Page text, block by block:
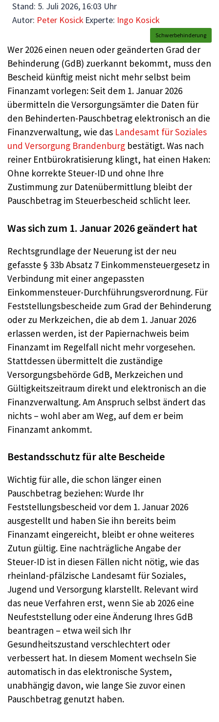
Stand: 5. Juli 2026, 16:03 Uhr
Autor: Peter Kosick Experte: Ingo Kosick
Schwerbehinderung
Wer 2026 einen neuen oder geänderten Grad der
Behinderung (GdB) zuerkannt bekommt, muss den
Bescheid künftig meist nicht mehr selbst beim
Finanzamt vorlegen: Seit dem 1. Januar 2026
übermitteln die Versorgungsämter die Daten für
den Behinderten-Pauschbetrag elektronisch an die
Finanzverwaltung, wie das Landesamt für Soziales
und Versorgung Brandenburg bestätigt. Was nach
reiner Entbürokratisierung klingt, hat einen Haken:
Ohne korrekte Steuer-ID und ohne Ihre
Zustimmung zur Datenübermittlung bleibt der
Pauschbetrag im Steuerbescheid schlicht leer.
Was sich zum 1. Januar 2026 geändert hat
Rechtsgrundlage der Neuerung ist der neu
gefasste § 33b Absatz 7 Einkommensteuergesetz in
Verbindung mit einer angepassten
Einkommensteuer-Durchführungsverordnung. Für
Feststellungsbescheide zum Grad der Behinderung
oder zu Merkzeichen, die ab dem 1. Januar 2026
erlassen werden, ist der Papiernachweis beim
Finanzamt im Regelfall nicht mehr vorgesehen.
Stattdessen übermittelt die zuständige
Versorgungsbehörde GdB, Merkzeichen und
Gültigkeitszeitraum direkt und elektronisch an die
Finanzverwaltung. Am Anspruch selbst ändert das
nichts – wohl aber am Weg, auf dem er beim
Finanzamt ankommt.
Bestandsschutz für alte Bescheide
Wichtig für alle, die schon länger einen
Pauschbetrag beziehen: Wurde Ihr
Feststellungsbescheid vor dem 1. Januar 2026
ausgestellt und haben Sie ihn bereits beim
Finanzamt eingereicht, bleibt er ohne weiteres
Zutun gültig. Eine nachträgliche Angabe der
Steuer-ID ist in diesen Fällen nicht nötig, wie das
rheinland-pfälzische Landesamt für Soziales,
Jugend und Versorgung klarstellt. Relevant wird
das neue Verfahren erst, wenn Sie ab 2026 eine
Neufeststellung oder eine Änderung Ihres GdB
beantragen – etwa weil sich Ihr
Gesundheitszustand verschlechtert oder
verbessert hat. In diesem Moment wechseln Sie
automatisch in das elektronische System,
unabhängig davon, wie lange Sie zuvor einen
Pauschbetrag genutzt haben.